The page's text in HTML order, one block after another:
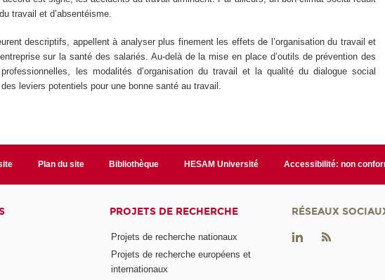
travail et d’absentéisme.
descriptifs, appellent à analyser plus finement les effets de l’organisation du travail et
sur la santé des salariés. Au-delà de la mise en place d’outils de prévention des
les modalités d’organisation du travail et la qualité du dialogue social
leviers potentiels pour une bonne santé au travail.
Plan du site Bibliothèque HESAM Université Accessibilité: non
PROJETS DE RECHERCHE
Projets de recherche nationaux
Projets de recherche européens et
internationaux
RÉSEAUX